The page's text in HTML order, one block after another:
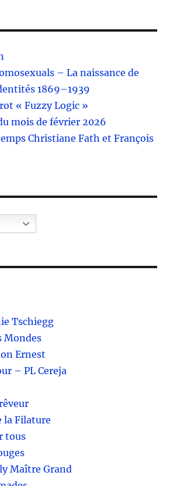
– La naissance de
1869–1939
« Fuzzy Logic »
mois de février 2026
Christiane Fath et François
Tschiegg
Mondes
Ernest
– PL Cereja
la Filature
tous
Maître Grand